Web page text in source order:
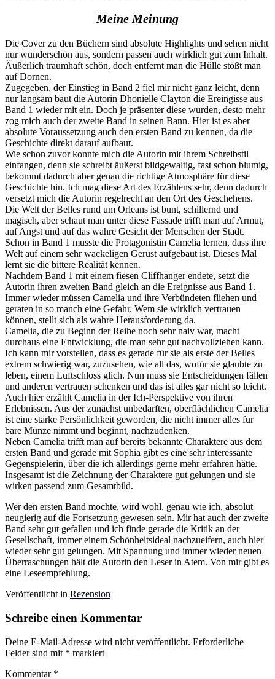
Meine Meinung
Die Cover zu den Büchern sind absolute Highlights und sehen nicht
nur wunderschön aus, sondern passen auch wirklich gut zum Inhalt.
Äußerlich traumhaft schön, doch entfernt man die Hülle stößt man
auf Dornen.
Zugegeben, der Einstieg in Band 2 fiel mir nicht ganz leicht, denn
nur langsam baut die Autorin Dhonielle Clayton die Ereingisse aus
Band 1 wieder mit ein. Doch je präsenter diese wurden, desto mehr
zog mich auch der zweite Band in seinen Bann. Hier ist es aber
absolute Voraussetzung auch den ersten Band zu kennen, da die
Geschichte direkt darauf aufbaut.
Wie schon zuvor konnte mich die Autorin mit ihrem Schreibstil
einfangen, denn sie schreibt äußerst bildgewaltig, fast schon blumig,
bekommt dadurch aber genau die richtige Atmosphäre für diese
Geschichte hin. Ich mag diese Art des Erzählens sehr, denn dadurch
versetzt mich die Autorin regelrecht an den Ort des Geschehens.
Die Welt der Belles rund um Orleans ist bunt, schillernd und
magisch, aber schaut man unter diese Fassade trifft man auf Armut,
auf Angst und auf das wahre Gesicht der Menschen der Stadt.
Schon in Band 1 musste die Protagonistin Camelia lernen, dass ihre
Welt auf einem sehr wackeligen Gerüst aufgebaut ist. Dieses Mal
lernt sie die bittere Realität kennen.
Nachdem Band 1 mit einem fiesen Cliffhanger endete, setzt die
Autorin ihren zweiten Band gleich an die Ereignisse aus Band 1.
Immer wieder müssen Camelia und ihre Verbündeten fliehen und
geraten in so manch eine Gefahr. Wem sie wirklich vertrauen
können, stellt sich als wahre Herausforderung da.
Camelia, die zu Beginn der Reihe noch sehr naiv war, macht
durchaus eine Entwicklung, die man sehr gut nachvollziehen kann.
Ich kann mir vorstellen, dass es gerade für sie als erste der Belles
extrem schwierig war, zuzusehen, wie all das, wofür sie glaubte zu
leben, einem Luftschloss glich. Nun muss sie Entscheidungen fällen
und anderen vertrauen schenken und das ist alles gar nicht so leicht.
Auch hier erzählt Camelia in der Ich-Perspektive von ihren
Erlebnissen. Aus der zunächst unbedarften, oberflächlichen Camelia
ist eine starke Persönlichkeit geworden, die nicht immer alles für
bare Münze nimmt und beginnt, nachzudenken.
Neben Camelia trifft man auf bereits bekannte Charaktere aus dem
ersten Band und gerade mit Sophia gibt es eine sehr interessante
Gegenspielerin, über die ich allerdings gerne mehr erfahren hätte.
Insgesamt ist die Zeichnung der Charaktere gut gelungen und sie
wirken passend zum Gesamtbild.
Wer den ersten Band mochte, wird wohl, genau wie ich, absolut
neugierig auf die Fortsetzung gewesen sein. Mir hat auch der zweite
Band sehr gut gefallen und ich finde gerade die Kritik an der
Gesellschaft, immer einem Schönheitsideal nachzueifern, auch hier
wieder sehr gut gelungen. Mit Spannung und immer wieder neuen
Überraschungen hält die Autorin den Leser in Atem. Von mir gibt es
eine Leseempfehlung.
Veröffentlicht in Rezension
Schreibe einen Kommentar
Deine E-Mail-Adresse wird nicht veröffentlicht. Erforderliche
Felder sind mit * markiert
Kommentar *